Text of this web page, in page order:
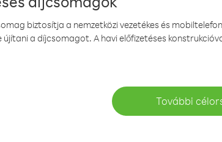
biztosítja a nemzetközi vezetékes és
újítani a díjcsomagot. A havi előfizetéses
További